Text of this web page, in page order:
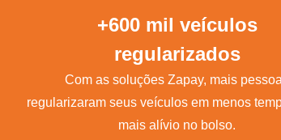
+600 mil veículos
regularizados
Com as soluções Zapay, mais
regularizaram seus veículos em menos
mais alívio no bolso.